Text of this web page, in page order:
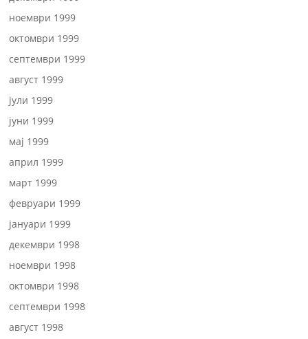
ноември 1999
октомври 1999
септември 1999
август 1999
јули 1999
јуни 1999
мај 1999
април 1999
март 1999
февруари 1999
јануари 1999
декември 1998
ноември 1998
октомври 1998
септември 1998
август 1998